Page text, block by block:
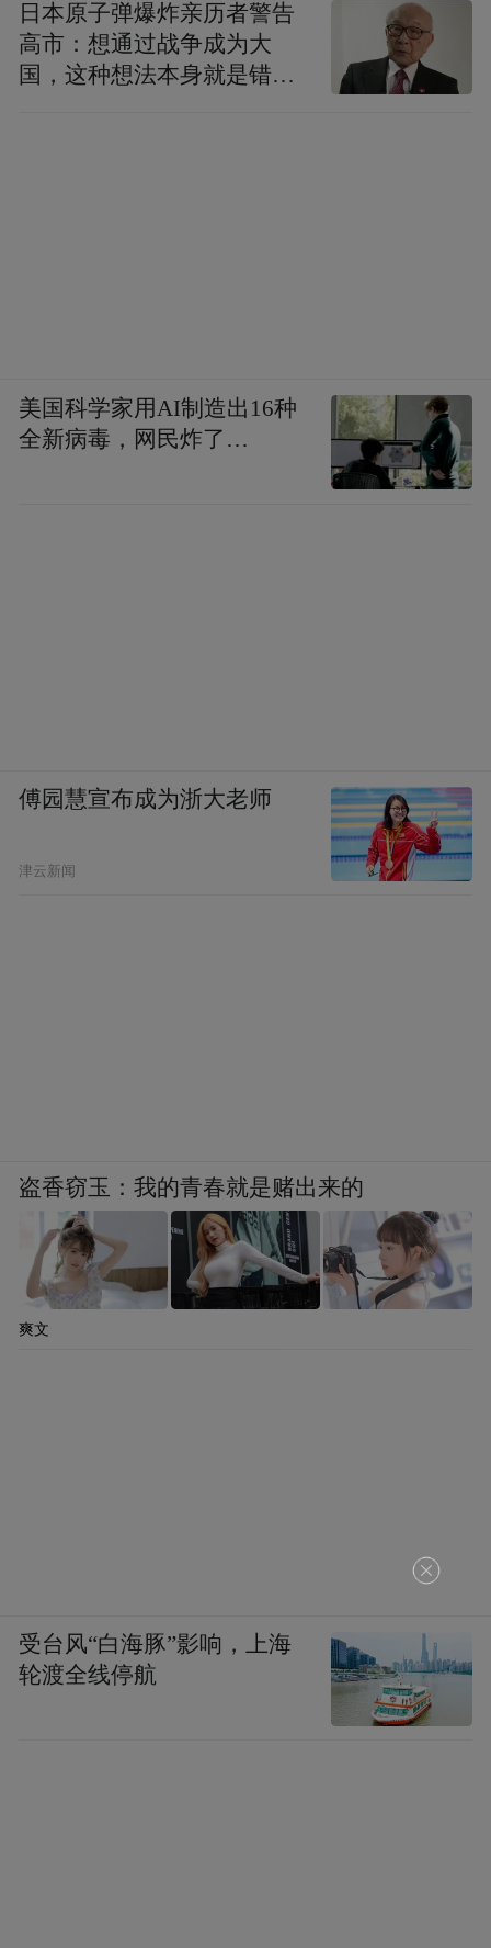
日本原子弹爆炸亲历者警告
高市：想通过战争成为大
国，这种想法本身就是错误
美国科学家用AI制造出16种
全新病毒，网民炸了…
傅园慧宣布成为浙大老师
津云新闻
盗香窃玉：我的青春就是赌出来的
爽文
受台风“白海豚”影响，上海
轮渡全线停航